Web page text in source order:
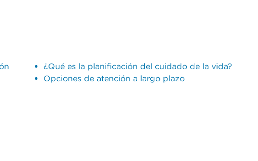
¿Qué es la planificación del cuidado de la vida?
Opciones de atención a largo plazo